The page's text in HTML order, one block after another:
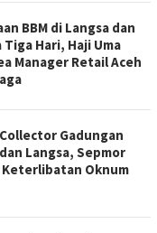
BBM di Langsa dan
Tiga Hari, Haji Uma
Manager Retail Aceh
Gadungan
Langsa, Sepmor
Oknum